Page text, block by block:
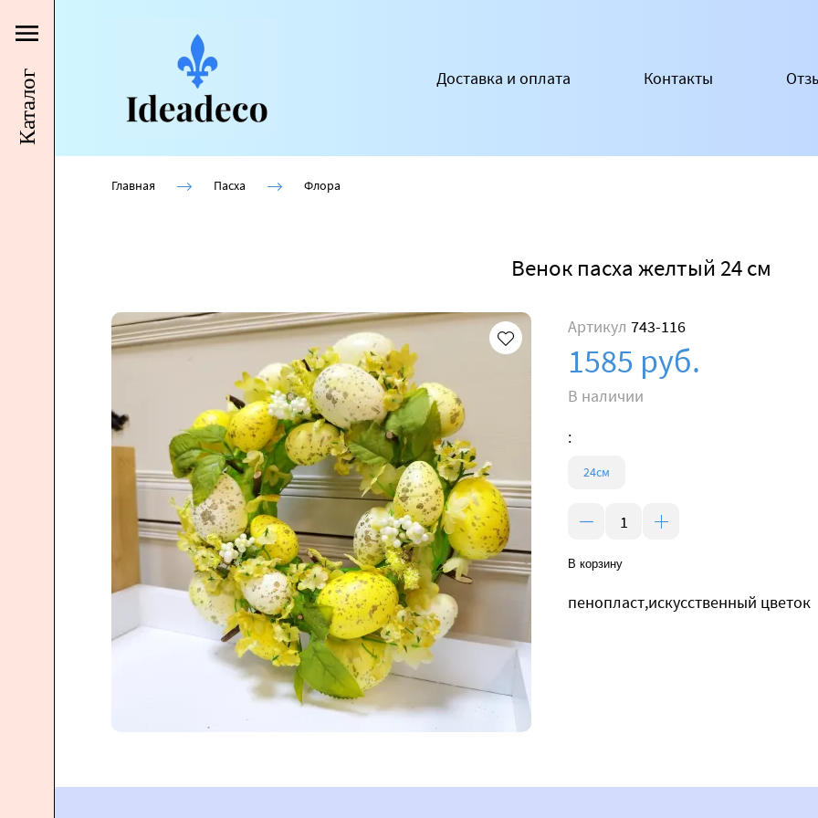
Доставка и оплата Контакты
Каталог
Главная Пасха Флора
Венок пасха желтый 24 см
Артикул 743-116
1585 руб.
В наличии
:
24см
В корзину
пенопласт,искусственный цветок